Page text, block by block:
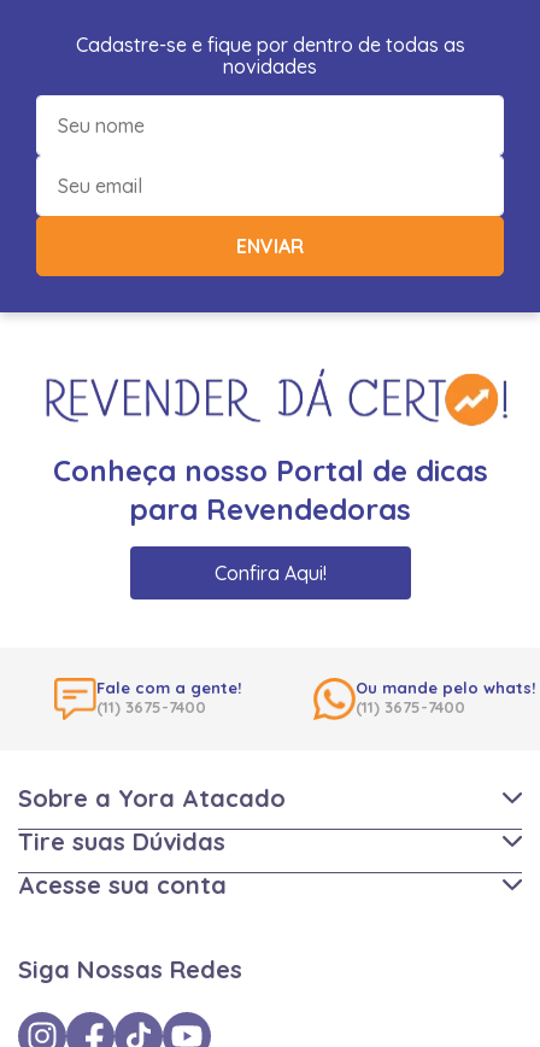
Cadastre-se e fique por dentro de todas as
novidades
ENVIAR
Conheça nosso Portal de dicas
para Revendedoras
Confira Aqui!
Fale com a gente!
(11) 3675-7400
Ou mande pelo whats!
(11) 3675-7400
Sobre a Yora Atacado
Tire suas Dúvidas
Acesse sua conta
Siga Nossas Redes